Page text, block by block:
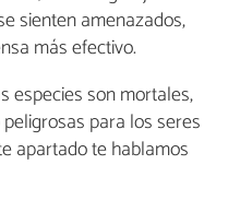
sienten amenazados,
más efectivo.
especies son mortales,
para los seres
apartado te hablamos